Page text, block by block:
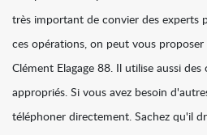
très important de convier des experts
ces opérations, on peut vous
Clément Elagage 88. Il utilise aussi
appropriés. Si vous avez besoin
téléphoner directement. Sachez qu'il